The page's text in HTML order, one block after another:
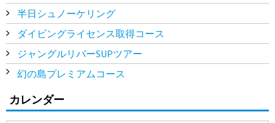
半日シュノーケリング
ダイビングライセンス取得コース
ジャングルリバーSUPツアー
幻の島プレミアムコース
カレンダー